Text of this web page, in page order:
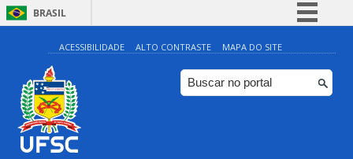
BRASIL
Simplifique!
Comunica BR
Participe
ACESSIBILIDADE ALTO CONTRASTE MAPA DO SITE